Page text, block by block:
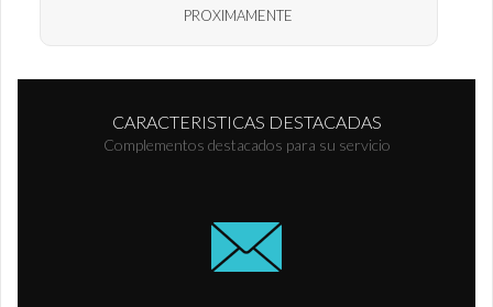
PROXIMAMENTE
CARACTERISTICAS DESTACADAS
Complementos destacados para su servicio